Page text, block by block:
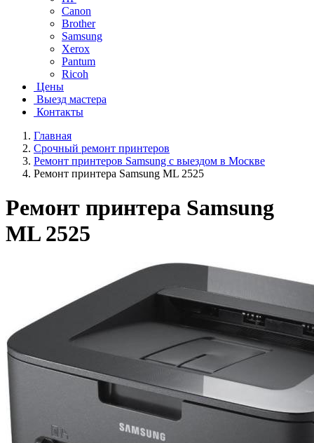
Canon
Brother
Samsung
Xerox
Pantum
Ricoh
Цены
Выезд мастера
Контакты
Главная
Срочный ремонт принтеров
Ремонт принтеров Samsung с выездом в Москве
Ремонт принтера Samsung ML 2525
Ремонт принтера Samsung
ML 2525